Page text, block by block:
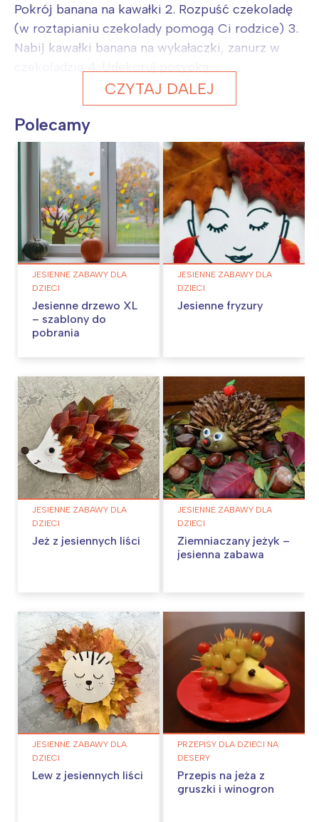
Pokrój banana na kawałki 2. Rozpuść czekoladę
(w roztapianiu czekolady pomogą Ci rodzice) 3.
Nabij kawałki banana na wykałaczki, zanurz w
CZYTAJ DALEJ
Polecamy
JESIENNE ZABAWY DLA
DZIECI
Jesienne drzewo XL
– szablony do
pobrania
JESIENNE ZABAWY DLA
DZIECI
Jesienne fryzury
JESIENNE ZABAWY DLA
DZIECI
Jeż z jesiennych liści
JESIENNE ZABAWY DLA
DZIECI
Ziemniaczany jeżyk –
jesienna zabawa
JESIENNE ZABAWY DLA
DZIECI
Lew z jesiennych liści
PRZEPISY DLA DZIECI NA
DESERY
Przepis na jeża z
gruszki i winogron